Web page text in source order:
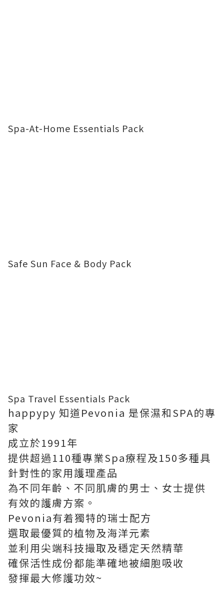
Spa-At-Home Essentials Pack
Safe Sun Face & Body Pack
Spa Travel Essentials Pack
happypy 知道Pevonia 是保濕和SPA的專
家
成立於1991年
提供超過110種專業Spa療程及150多種具
針對性的家用護理產品
為不同年齡、不同肌膚的男士、女士提供
有效的護膚方案。
Pevonia有着獨特的瑞士配方
選取最優質的植物及海洋元素
並利用尖端科技撮取及穩定天然精華
確保活性成份都能準確地被細胞吸收
發揮最大修護功效~